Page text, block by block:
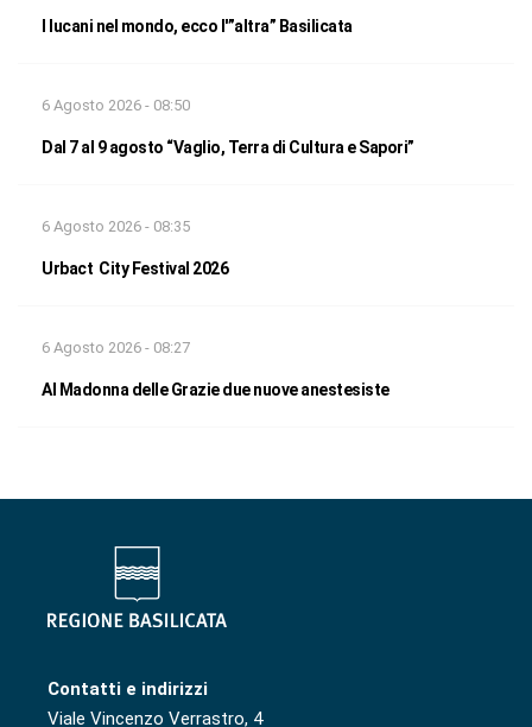
I lucani nel mondo, ecco l'”altra” Basilicata
6 Agosto 2026 - 08:50
Dal 7 al 9 agosto “Vaglio, Terra di Cultura e Sapori”
6 Agosto 2026 - 08:35
Urbact City Festival 2026
6 Agosto 2026 - 08:27
Al Madonna delle Grazie due nuove anestesiste
Contatti e indirizzi
Viale Vincenzo Verrastro, 4